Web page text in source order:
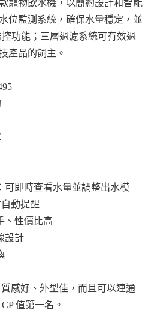
寵物飲水機，以簡約設計和智能
位監測系統，確保水量穩定，並
功能；三層過濾系統可有效過
產品的飼主。
可即時查看水量並調整出水模
動提醒
、性價比高
設計
感好、外型佳，而且可以連通
值第一名。